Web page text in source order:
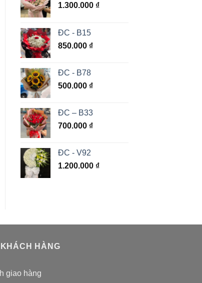
1.300.000 ₫
ĐC - B15
850.000 ₫
ĐC - B78
500.000 ₫
ĐC – B33
700.000 ₫
ĐC - V92
1.200.000 ₫
HÀNG
giao hàng